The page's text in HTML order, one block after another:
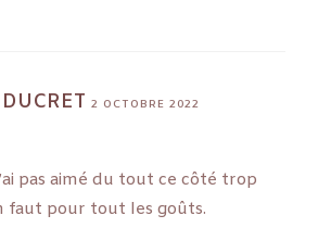
2 OCTOBRE 2022
pas aimé du tout ce côté trop
faut pour tout les goûts.